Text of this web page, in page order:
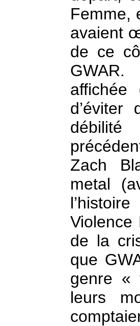
Femme,
avaient
de ce
affichée
d’éviter
débilité
Zach
metal
Violence
de la
que
genre «
leurs